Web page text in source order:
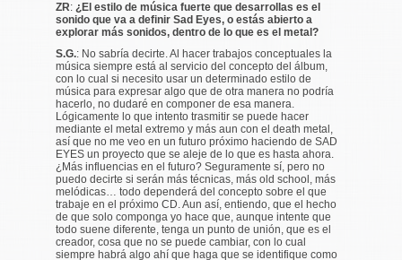
ZR: ¿El estilo de música fuerte que desarrollas es el
sonido que va a definir Sad Eyes, o estás abierto a
explorar más sonidos, dentro de lo que es el metal?
S.G.: No sabría decirte. Al hacer trabajos conceptuales la
música siempre está al servicio del concepto del álbum,
con lo cual si necesito usar un determinado estilo de
música para expresar algo que de otra manera no podría
hacerlo, no dudaré en componer de esa manera.
Lógicamente lo que intento trasmitir se puede hacer
mediante el metal extremo y más aun con el death metal,
así que no me veo en un futuro próximo haciendo de SAD
EYES un proyecto que se aleje de lo que es hasta ahora.
¿Más influencias en el futuro? Seguramente sí, pero no
puedo decirte si serán más técnicas, más old school, más
melódicas… todo dependerá del concepto sobre el que
trabaje en el próximo CD. Aun así, entiendo, que el hecho
de que solo componga yo hace que, aunque intente que
todo suene diferente, tenga un punto de unión, que es el
creador, cosa que no se puede cambiar, con lo cual
siempre habrá algo ahí que haga que se identifique como